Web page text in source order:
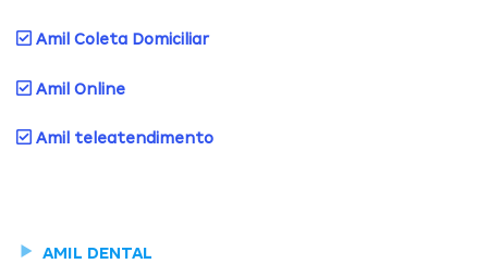
Amil Coleta Domiciliar
Amil Online
Amil teleatendimento
AMIL DENTAL